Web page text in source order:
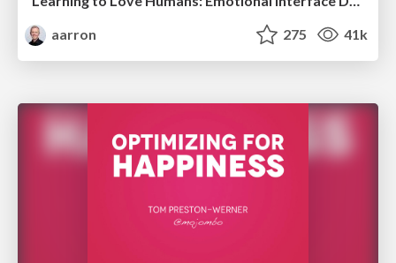
aarron
275 41k